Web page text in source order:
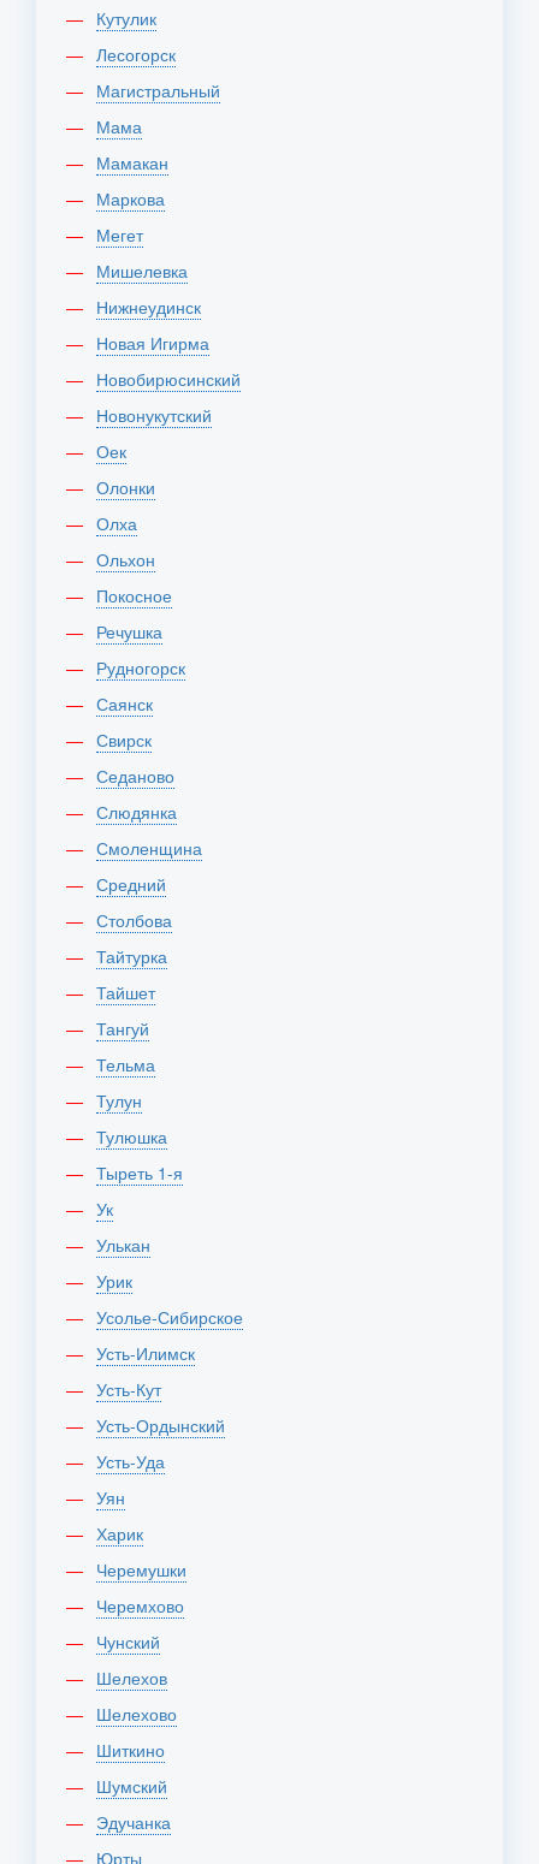
Кутулик
Лесогорск
Магистральный
Мама
Мамакан
Маркова
Мегет
Мишелевка
Нижнеудинск
Новая Игирма
Новобирюсинский
Новонукутский
Оек
Олонки
Олха
Ольхон
Покосное
Речушка
Рудногорск
Саянск
Свирск
Седаново
Слюдянка
Смоленщина
Средний
Столбова
Тайтурка
Тайшет
Тангуй
Тельма
Тулун
Тулюшка
Тыреть 1-я
Ук
Улькан
Урик
Усолье-Сибирское
Усть-Илимск
Усть-Кут
Усть-Ордынский
Усть-Уда
Уян
Харик
Черемушки
Черемхово
Чунский
Шелехов
Шелехово
Шиткино
Шумский
Эдучанка
Юрты